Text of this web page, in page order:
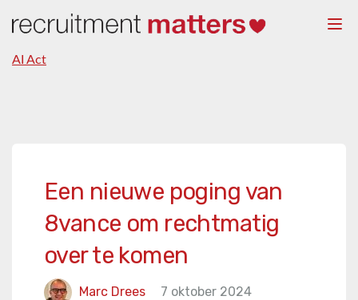
AI Act
Een nieuwe poging van
8vance om rechtmatig
over te komen
Marc Drees
7 oktober 2024